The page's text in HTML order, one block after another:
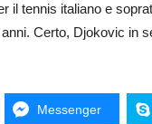
il tennis italiano e
Certo, Djokovic in
Messenger